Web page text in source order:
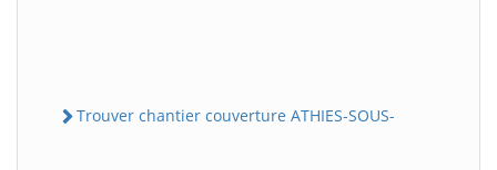
Trouver chantier couverture ATHIES-SOUS-